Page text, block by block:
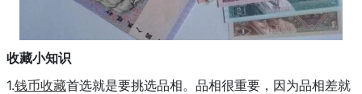
收藏小知识
1.钱币收藏首选就是要挑选品相。品相很重要，因为品相差就